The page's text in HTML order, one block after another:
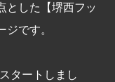
とした【堺西フッ
です。
タートしまし